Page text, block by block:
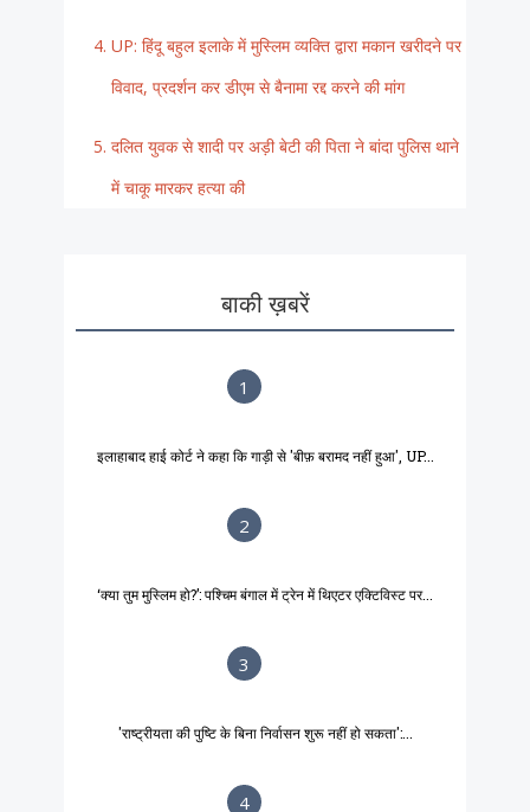
UP: हिंदू बहुल इलाके में मुस्लिम व्यक्ति द्वारा मकान खरीदने पर
विवाद, प्रदर्शन कर डीएम से बैनामा रद्द करने की मांग
दलित युवक से शादी पर अड़ी बेटी की पिता ने बांदा पुलिस थाने
में चाकू मारकर हत्या की
बाकी ख़बरें
1
इलाहाबाद हाई कोर्ट ने कहा कि गाड़ी से 'बीफ़ बरामद नहीं हुआ', UP...
2
‘क्या तुम मुस्लिम हो?’: पश्चिम बंगाल में ट्रेन में थिएटर एक्टिविस्ट पर...
3
'राष्ट्रीयता की पुष्टि के बिना निर्वासन शुरू नहीं हो सकता':...
4